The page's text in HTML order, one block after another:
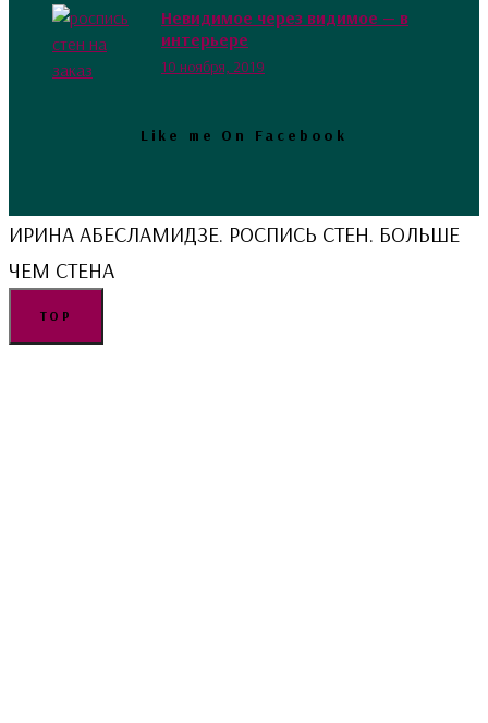
Невидимое через видимое — в
интерьере
10 ноября, 2019
Like me On Facebook
ИРИНА АБЕСЛАМИДЗЕ. РОСПИСЬ СТЕН. БОЛЬШЕ
ЧЕМ СТЕНА
TOP